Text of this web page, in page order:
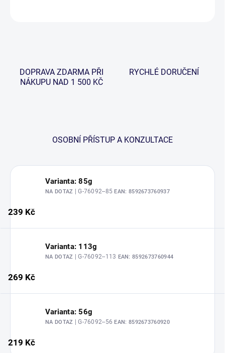
DOPRAVA ZDARMA PŘI
NÁKUPU NAD 1 500 KČ
RYCHLÉ DORUČENÍ
OSOBNÍ PŘÍSTUP A KONZULTACE
Varianta: 85g
NA DOTAZ | G-76092--85EAN: 8592673760937
239 Kč
Varianta: 113g
NA DOTAZ | G-76092--113 EAN: 8592673760944
269 Kč
Varianta: 56g
NA DOTAZ | G-76092--56EAN: 8592673760920
219 Kč